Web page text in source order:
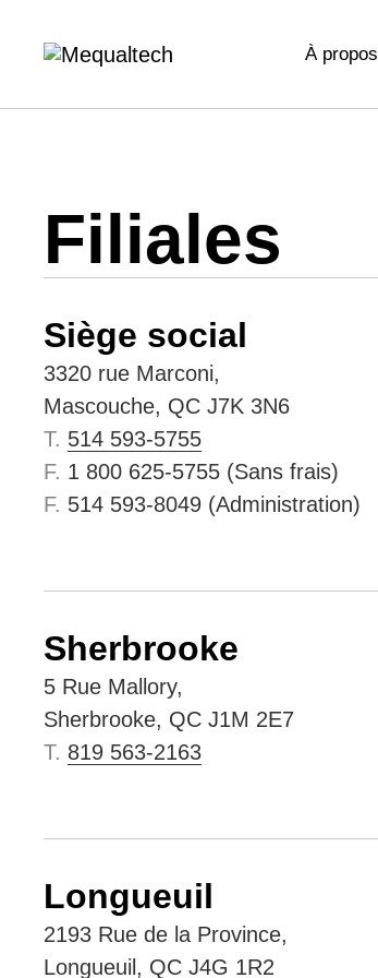
À propos
Filiales
Siège social
3320 rue Marconi,
Mascouche, QC J7K 3N6
T. 514 593-5755
F. 1 800 625-5755 (Sans frais)
F. 514 593-8049 (Administration)
Sherbrooke
5 Rue Mallory,
Sherbrooke, QC J1M 2E7
T. 819 563-2163
Longueuil
2193 Rue de la Province,
Longueuil, QC J4G 1R2